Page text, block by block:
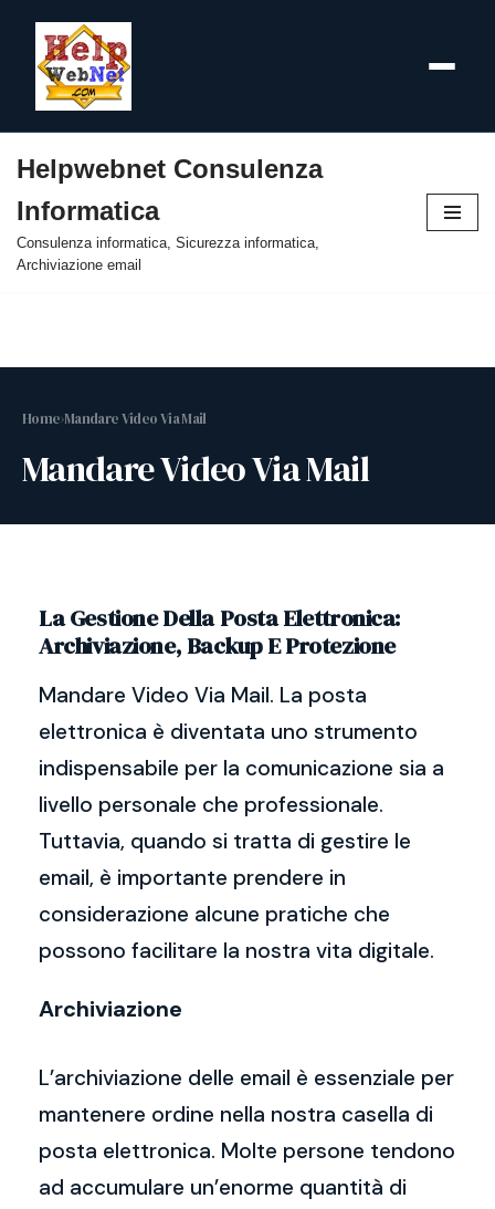
al
contenuto
Helpwebnet Consulenza
Informatica
Consulenza informatica, Sicurezza informatica,
Archiviazione email
Home›Mandare Video Via Mail
Mandare Video Via Mail
La Gestione Della Posta Elettronica:
Archiviazione, Backup E Protezione
Mandare Video Via Mail. La posta
elettronica è diventata uno strumento
indispensabile per la comunicazione sia a
livello personale che professionale.
Tuttavia, quando si tratta di gestire le
email, è importante prendere in
considerazione alcune pratiche che
possono facilitare la nostra vita digitale.
Archiviazione
L’archiviazione delle email è essenziale per
mantenere ordine nella nostra casella di
posta elettronica. Molte persone tendono
ad accumulare un’enorme quantità di